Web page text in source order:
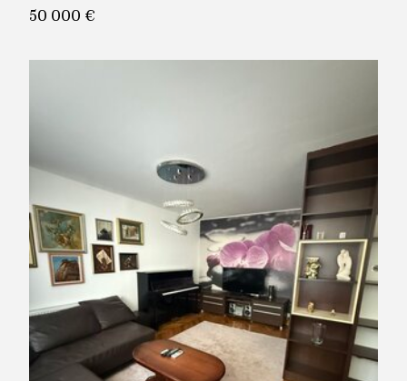
50 000 €